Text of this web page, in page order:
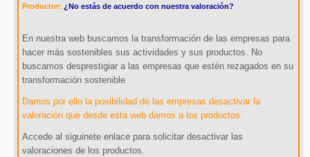
Productor: ¿No estás de acuerdo con nuestra valoración?
En nuestra web buscamos la transformación de las empresas para
hacer más sostenibles sus actividades y sus productos. No
buscamos desprestigiar a las empresas que estén rezagados en su
transformación sostenible
Damos por ello la posibilidad de las empresas desactivar la
valoración que desde esta web damos a los productos.
Accede al siguinete enlace para solicitar desactivar las
valoraciones de los productos.